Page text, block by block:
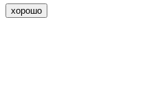
хорошо